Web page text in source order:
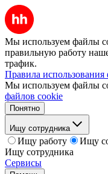
Мы используем файлы
правильную работу
трафик.
Правила
Мы используем файлы
файлов cookie
Понятно
Ищу сотрудника
Ищу работу
Ищу
Ищу сотрудника
Сервисы